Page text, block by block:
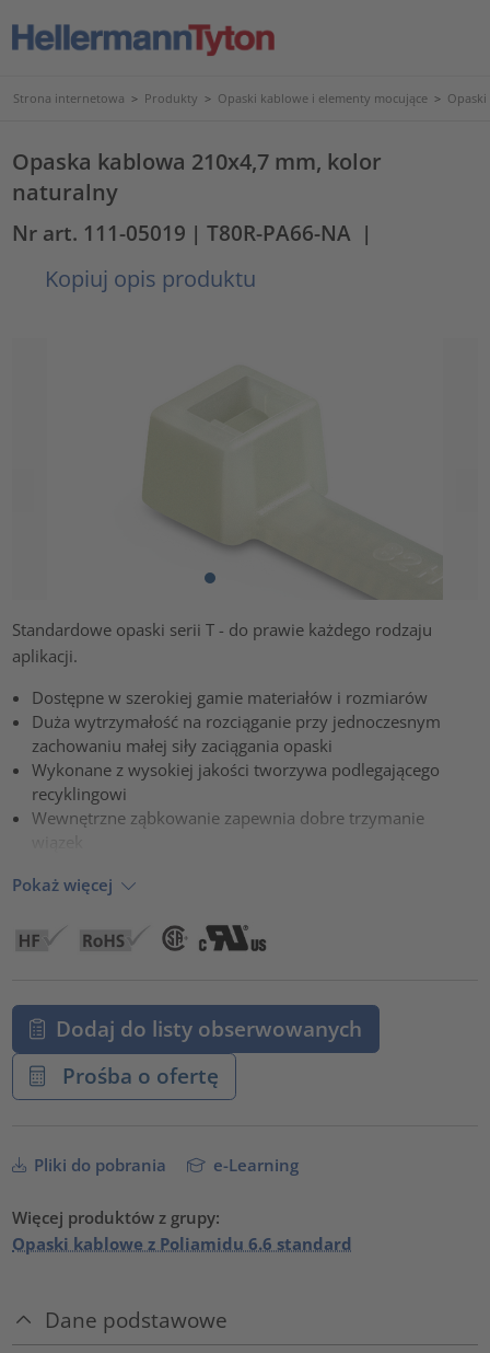
Strona internetowa > Produkty > Opaski kablowe i elementy mocujące >
Opaska kablowa 210x4,7 mm, kolor
naturalny
Nr art. 111-05019 | T80R-PA66-NA |
Kopiuj opis produktu
Standardowe opaski serii T - do prawie każdego rodzaju
aplikacji.
Dostępne w szerokiej gamie materiałów i rozmiarów
Duża wytrzymałość na rozciąganie przy jednoczesnym
zachowaniu małej siły zaciągania opaski
Wykonane z wysokiej jakości tworzywa podlegającego
recyklingowi
Wewnętrzne ząbkowanie zapewnia dobre trzymanie
Pokaż więcej
Dodaj do listy obserwowanych
Prośba o ofertę
Pliki do pobrania e-Learning
Więcej produktów z grupy:
Opaski kablowe z Poliamidu 6.6 standard
Dane podstawowe